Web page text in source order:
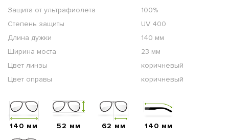
Защита от ультрафиолета
100%
Степень защиты
UV 400
Длина дужки
140 мм
Ширина моста
23 мм
Цвет линзы
коричневый
Цвет оправы
коричневый
140 мм 52 мм 62 мм 140 мм